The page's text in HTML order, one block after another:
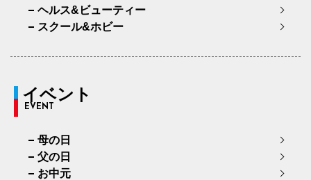
ヘルス&ビューティー
スクール&ホビー
イベント
EVENT
母の日
父の日
お中元